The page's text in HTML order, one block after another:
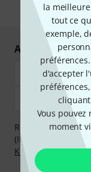
la
tout ce
exemple,
d'accepter
Vous
moment
Achetez et
Réglez de
(IBAN/BIC), PayPal,
Klarna Payer en 3